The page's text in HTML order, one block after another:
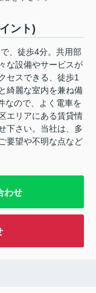
ント)
、徒歩4分。共用部
な設備やサービスが
セスできる、徒歩1
綺麗な室内を兼ね備
なので、よく電車を
エリアにある賃貸情
下さい。当社は、多
要望や不明な点など
わせ